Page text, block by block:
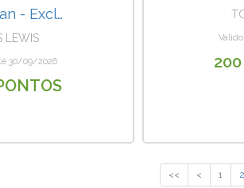
- Excl…
LEWIS
30/09/2026
<< < 1 2